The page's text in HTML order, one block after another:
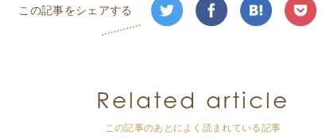
この記事をシェアする
Related article
この記事のあとによく読まれている記事